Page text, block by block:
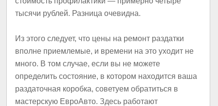
тысячи рублей. Разница очевидна.
Из этого следует, что цены на ремонт раздатки
вполне приемлемые, и времени на это уходит не
много. В том случае, если вы не можете
определить состояние, в котором находится ваша
раздаточная коробка, советуем обратиться в
мастерскую ЕвроАвто. Здесь работают